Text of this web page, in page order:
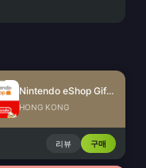
Nintendo eShop Gift Card (HK)
HONG KONG
리뷰 구매